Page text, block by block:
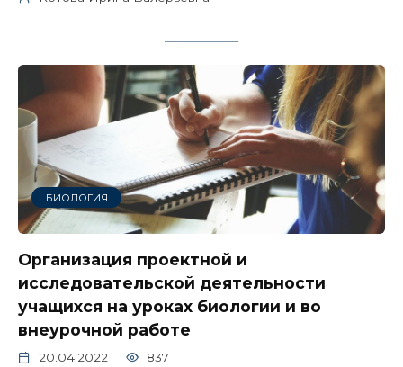
БИОЛОГИЯ
Организация проектной и
исследовательской деятельности
учащихся на уроках биологии и во
внеурочной работе
20.04.2022
837